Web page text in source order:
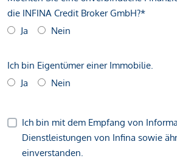
die INFINA Credit Broker GmbH?*
Ja
Nein
Ich bin Eigentümer einer Immobilie.
Ja
Nein
Ich bin mit dem Empfang von
Dienstleistungen von Infina sowie
einverstanden.